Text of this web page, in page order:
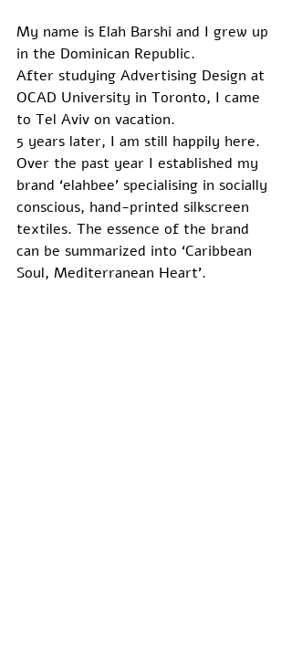
My name is Elah Barshi and I grew up
in the Dominican Republic.
After studying Advertising Design at
OCAD University in Toronto, I came
to Tel Aviv on vacation.
5 years later, I am still happily here.
Over the past year I established my
brand ‘elahbee’ specialising in socially
conscious, hand-printed silkscreen
textiles. The essence of the brand
can be summarized into ‘Caribbean
Soul, Mediterranean Heart’.